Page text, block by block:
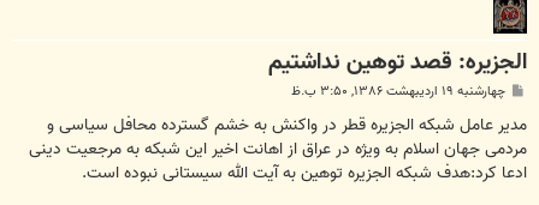
الجزيره: قصد توهين نداشتيم
س
ت
چهارشنبه ۱۹ اردیبهشت ۱۳۸۶, ۳:۵۰ ب.ظ
مدیر عامل شبکه الجزیره قطر در واکنش به خشم گسترده محافل سیاسی و
مردمی جهان اسلام به ویژه در عراق از اهانت اخیر این شبکه به مرجعیت دینی
ادعا کرد:هدف شبکه الجزیره توهین به آیت الله سیستانی نبوده است.